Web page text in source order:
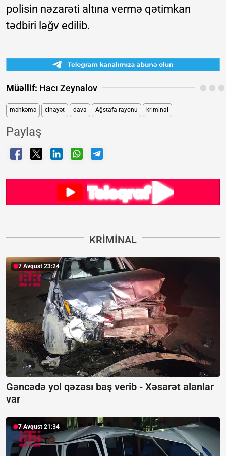
polisin nəzarəti altına vermə qətimkan
tədbiri ləğv edilib.
Müəllif: Hacı Zeynalov
məhkəmə cinayət dava Ağstafa rayonu kriminal
Paylaş
KRIMINAL
7 Avqust 23:24
Gəncədə yol qəzası baş verib - Xəsarət alanlar
var
7 Avqust 21:34